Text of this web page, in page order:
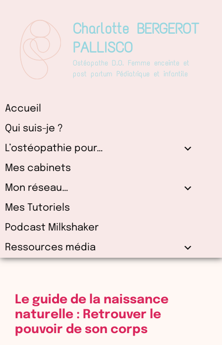
contenu
Charlotte BERGEROT
PALLISCO
Ostéopathe D.O. Femme enceinte et
post partum Pédiatrique et infantile
Accueil
Qui suis-je ?
L’ostéopathie pour…
Mes cabinets
Mon réseau…
Mes Tutoriels
Podcast Milkshaker
Ressources média
Le guide de la naissance
naturelle : Retrouver le
pouvoir de son corps